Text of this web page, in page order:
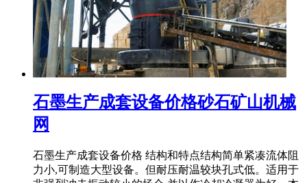
石墨生产成套设备价格砂石矿山机械
网
石墨生产成套设备价格 结构和特点结构简单紧凑流体阻
力小,可制造大型设备。但耐压耐温较块孔式低。适用于